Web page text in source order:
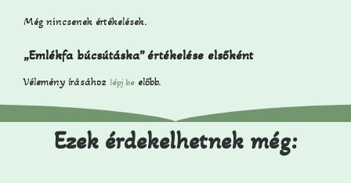
Még nincsenek értékelések.
„Emlékfa búcsútáska” értékelése elsőként
Vélemény írásához lépj be előbb.
Ezek érdekelhetnek még: